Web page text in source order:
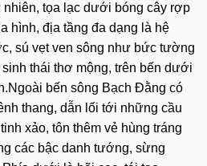
nhiên, tọa lạc dưới bóng cây rợp
hình, địa tầng đa dạng là hệ
sú vẹt ven sông như bức tường
thái thơ mộng, trên bến dưới
bến sông Bạch Đằng có
thang, dẫn lối tới những cầu
xảo, tôn thêm vẻ hùng tráng
các bậc danh tướng, sừng